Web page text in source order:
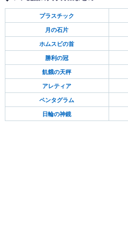
プラスチック
月の石片
ホムスビの首
勝利の冠
飢餓の天秤
アレティア
ペンタグラム
日輪の神鏡